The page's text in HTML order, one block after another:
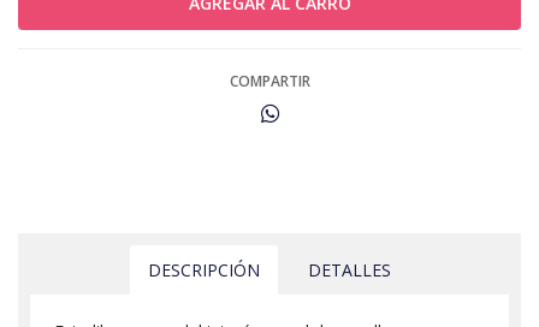
COMPARTIR
DESCRIPCIÓN DETALLES